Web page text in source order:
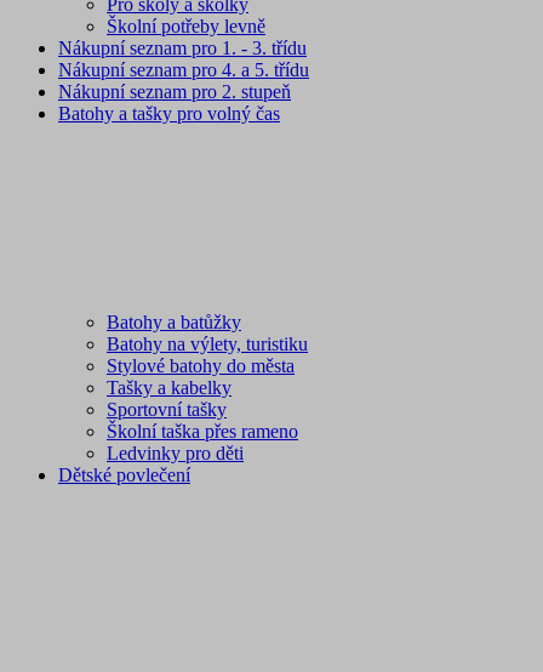
Pro školy a školky
Školní potřeby levně
Nákupní seznam pro 1. - 3. třídu
Nákupní seznam pro 4. a 5. třídu
Nákupní seznam pro 2. stupeň
Batohy a tašky pro volný čas
Batohy a batůžky
Batohy na výlety, turistiku
Stylové batohy do města
Tašky a kabelky
Sportovní tašky
Školní taška přes rameno
Ledvinky pro děti
Dětské povlečení